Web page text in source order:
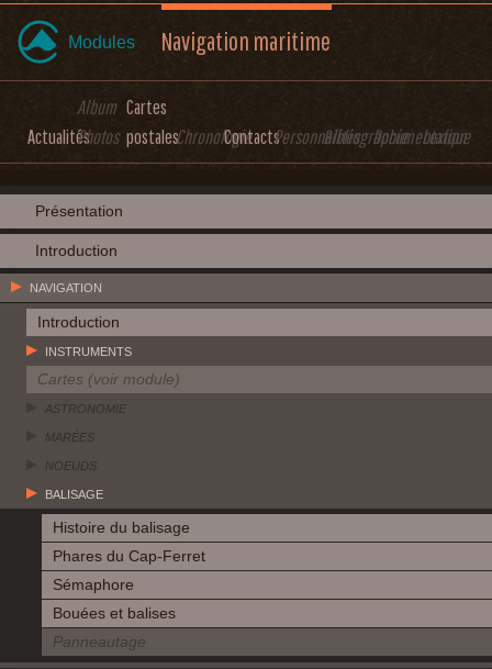
Modules Navigation maritime
Actualités
Album
Photos
Cartes
postalesChronologieContactsPersonnalitésBibliographieDocumentation
Lexique
Présentation
Introduction
NAVIGATION
Introduction
INSTRUMENTS
Cartes (voir module)
ASTRONOMIE
MARÉES
NOEUDS
BALISAGE
Histoire du balisage
Phares du Cap-Ferret
Sémaphore
Bouées et balises
Panneautage